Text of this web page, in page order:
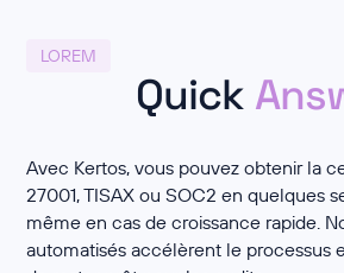
LOREM
Quick
Avec Kertos, vous pouvez obtenir la
27001, TISAX ou SOC2 en quelques
même en cas de croissance rapide.
automatisés accélèrent le processus